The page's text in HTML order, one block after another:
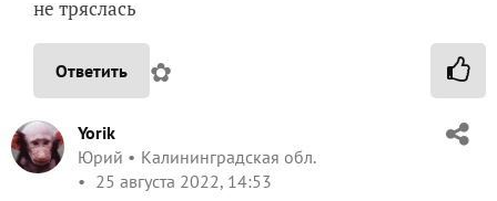
не тряслась
Ответить ✿
Yorik
Юрий
Калининградская обл.
25 августа 2022, 14:53